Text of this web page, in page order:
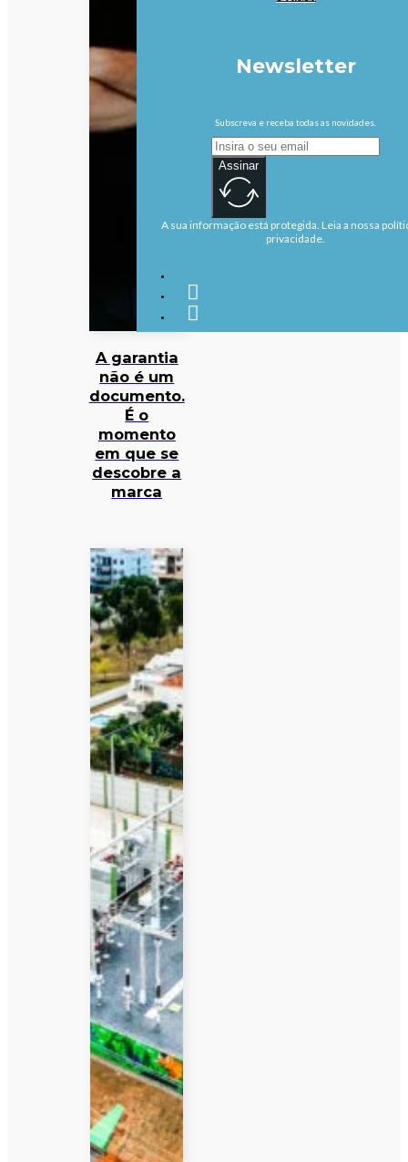
A garantia
não é um
documento.
É o
momento
em que se
descobre a
marca
Newsletter
Subscreva e receba todas as novidades.
Assinar
A sua informação está protegida. Leia a nossa
privacidade.